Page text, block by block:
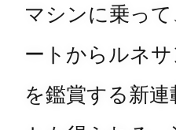
マシンに乗っ
ートからルネ
を鑑賞する新